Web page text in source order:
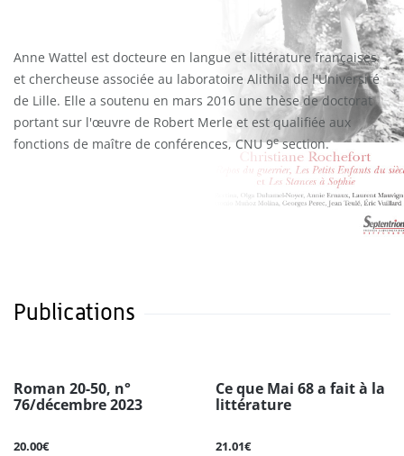
Anne Wattel est docteure en langue et littérature françaises
et chercheuse associée au laboratoire Alithila de l'Université
de Lille. Elle a soutenu en mars 2016 une thèse de doctorat
portant sur l'œuvre de Robert Merle et est qualifiée aux
fonctions de maître de conférences, CNU 9esection.
Publications
Roman 20-50, n°
76/décembre 2023
20.00€
Ce que Mai 68 a fait à la
littérature
21.01€